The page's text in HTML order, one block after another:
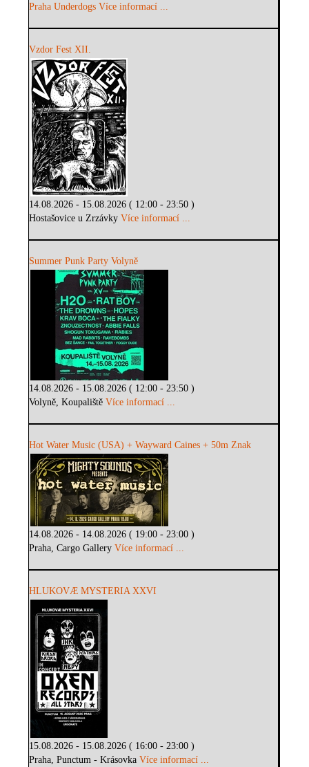
Praha Underdogs Více informací ...
Vzdor Fest XII.
14.08.2026 - 15.08.2026 ( 12:00 - 23:50 )
Hostašovice u ZrzávkyVíce informací ...
Summer Punk Party Volyně
14.08.2026 - 15.08.2026 ( 12:00 - 23:50 )
Volyně, KoupalištěVíce informací ...
Hot Water Music (USA) + Wayward Caines + 50m Znak
14.08.2026 - 14.08.2026 ( 19:00 - 23:00 )
Praha, Cargo GalleryVíce informací ...
HLUKOVÆ MYSTERIA XXVI
15.08.2026 - 15.08.2026 ( 16:00 - 23:00 )
Praha, Punctum - KrásovkaVíce informací ...